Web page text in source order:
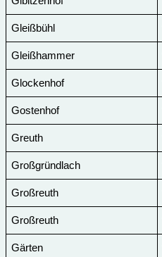
Gleißbühl
Gleißhammer
Glockenhof
Gostenhof
Greuth
Großgründlach
Großreuth
Großreuth
Gärten